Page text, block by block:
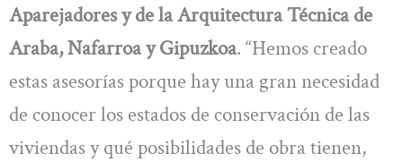
Aparejadores y de la Arquitectura Técnica de
Araba, Nafarroa y Gipuzkoa. “Hemos creado
estas asesorías porque hay una gran necesidad
de conocer los estados de conservación de las
viviendas y qué posibilidades de obra tienen,